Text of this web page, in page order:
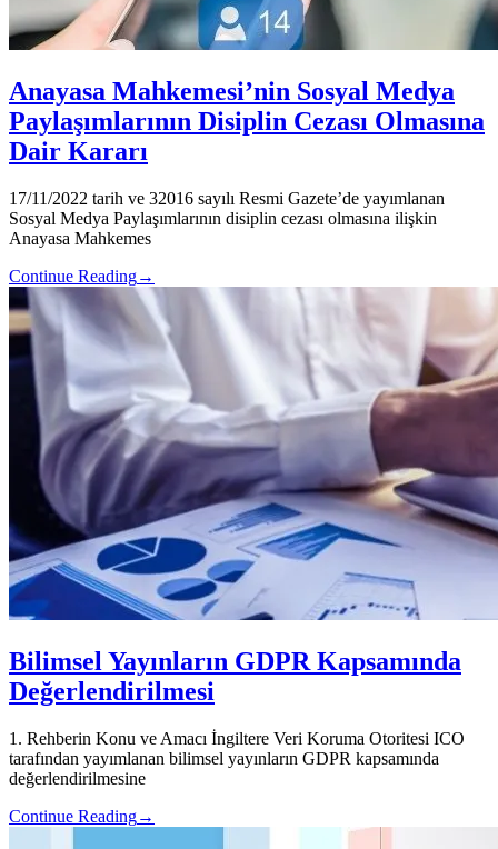
Anayasa Mahkemesi’nin Sosyal Medya
Paylaşımlarının Disiplin Cezası Olmasına
Dair Kararı
17/11/2022 tarih ve 32016 sayılı Resmi Gazete’de yayımlanan
Sosyal Medya Paylaşımlarının disiplin cezası olmasına ilişkin
Anayasa Mahkemes
Continue Reading→
Bilimsel Yayınların GDPR Kapsamında
Değerlendirilmesi
1. Rehberin Konu ve Amacı İngiltere Veri Koruma Otoritesi ICO
tarafından yayımlanan bilimsel yayınların GDPR kapsamında
değerlendirilmesine
Continue Reading→